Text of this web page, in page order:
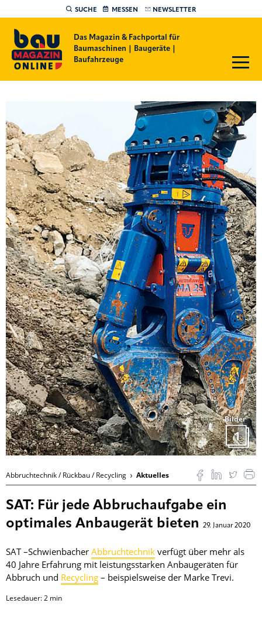
SUCHE MESSEN NEWSLETTER
Das Magazin & Fachportal für
Baumaschinen | Baugeräte |
Baufahrzeuge
Bilder
1
Abbruchtechnik / Rückbau / Recycling Aktuelles
SAT: Für jede Abbruchaufgabe ein
optimales Anbaugerät bieten
29. Januar 2020
SAT –Schwienbacher Abbruchtechnik verfügt über mehr als
40 Jahre Erfahrung mit leistungsstarken Anbaugeräten für
Abbruch und Recycling – beispielsweise der Marke Trevi.
Lesedauer:2 min